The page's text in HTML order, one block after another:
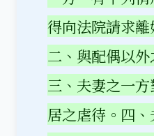
得向法院請求離
二、與配偶以外
三、夫妻之一
居之虐待。四